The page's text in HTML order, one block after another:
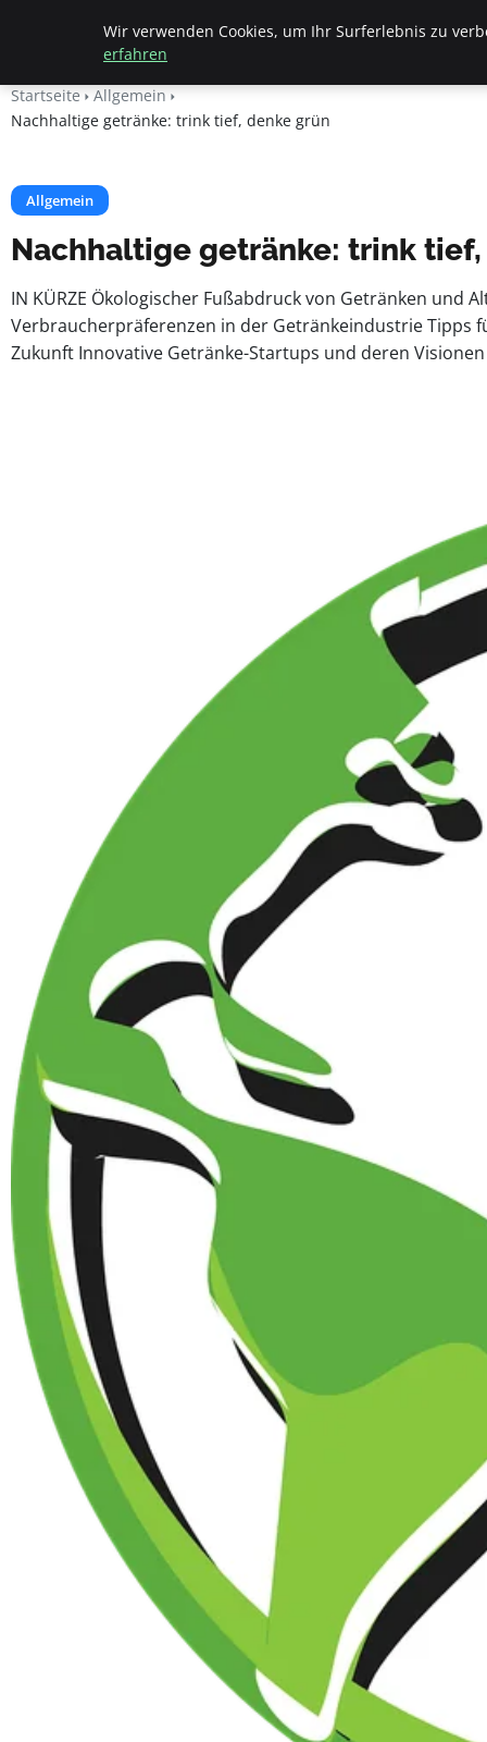
Beyond Surface
Startseite
Allgemein
Nachhaltige getränke: trink tief, denke grün
Allgemein
Nachhaltige getränke: trink
IN KÜRZE Ökologischer Fußabdruck von Getränken
Verbraucherpräferenzen in der Getränkeindustrie Tipps
Zukunft Innovative Getränke-Startups und deren
Wir verwenden Cookies, um Ihr Surferlebnis zu
erfahren